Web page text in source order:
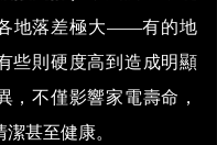
地落差極大——有的地
些則硬度高到造成明顯
，不僅影響家電壽命，
甚至健康。